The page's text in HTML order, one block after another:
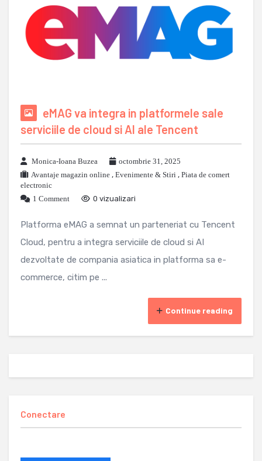
eMAG va integra in platformele sale
serviciile de cloud si AI ale Tencent
Monica-Ioana Buzea
octombrie 31, 2025
Avantaje magazin online , Evenimente & Stiri , Piata de comert
electronic
1 Comment
0 vizualizari
Platforma eMAG a semnat un parteneriat cu Tencent
Cloud, pentru a integra serviciile de cloud si AI
dezvoltate de compania asiatica in platforma sa e-
commerce, citim pe ...
Continue reading
Conectare